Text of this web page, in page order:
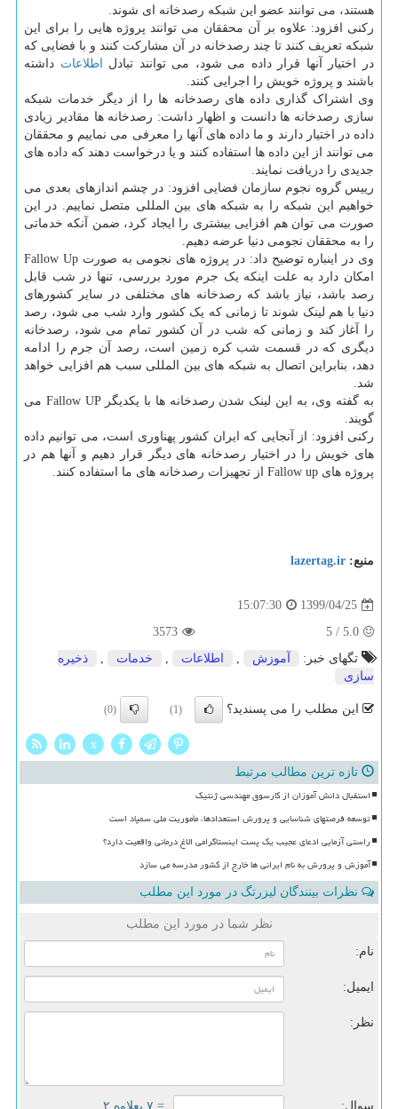
هستند، می توانند عضو این شبکه رصدخانه ای شوند.
رکنی افزود: علاوه بر آن محققان می توانند پروژه هایی را برای این
شبکه تعریف کنند تا چند رصدخانه در آن مشارکت کنند و با فضایی که
در اختیار آنها قرار داده می شود، می توانند تبادل اطلاعات داشته
باشند و پروژه خویش را اجرایی کنند.
وی اشتراک گذاری داده های رصدخانه ها را از دیگر خدمات شبکه
سازی رصدخانه ها دانست و اظهار داشت: رصدخانه ها مقادیر زیادی
داده در اختیار دارند و ما داده های آنها را معرفی می نماییم و محققان
می توانند از این داده ها استفاده کنند و یا درخواست دهند که داده های
جدیدی را دریافت نمایند.
رییس گروه نجوم سازمان فضایی افزود: در چشم اندازهای بعدی می
خواهیم این شبکه را به شبکه های بین المللی متصل نماییم. در این
صورت می توان هم افزایی بیشتری را ایجاد کرد، ضمن آنکه خدماتی
را به محققان نجومی دنیا عرضه دهیم.
وی در اینباره توضیح داد: در پروژه های نجومی به صورت Fallow Up
امکان دارد به علت اینکه یک جرم مورد بررسی، تنها در شب قابل
رصد باشد، نیاز باشد که رصدخانه های مختلفی در سایر کشورهای
دنیا با هم لینک شوند تا زمانی که یک کشور وارد شب می شود، رصد
را آغاز کند و زمانی که شب در آن کشور تمام می شود، رصدخانه
دیگری که در قسمت شب کره زمین است، رصد آن جرم را ادامه
دهد، بنابراین اتصال به شبکه های بین المللی سبب هم افزایی خواهد
شد.
به گفته وی، به این لینک شدن رصدخانه ها با یکدیگر Fallow UP می
گویند.
رکنی افزود: از آنجایی که ایران کشور پهناوری است، می توانیم داده
های خویش را در اختیار رصدخانه های دیگر قرار دهیم و آنها هم در
پروژه های Fallow up از تجهیزات رصدخانه های ما استفاده کنند.
منبع: lazertag.ir
1399/04/25
15:07:30
5.0
/
5
3573
تگهای خبر:
آموزش , اطلاعات , خدمات ,
ذخیره
سازی
این مطلب را می پسندید؟ (1)
(0)
x
تازه ترین مطالب مرتبط
استقبال دانش آموزان از کارسوق مهندسی ژنتیک
توسعه فرصتهای شناسایی و پرورش استعدادها، مأموریت ملی سمپاد است
راستی آزمایی ادعای عجیب یک پست اینستاگرامی الاغ درمانی واقعیت دارد؟
آموزش و پرورش به نام ایرانی ها خارج از کشور مدرسه می سازد
نظرات بینندگان لیزرتگ در مورد این مطلب
نظر شما در مورد این مطلب
نام:
ایمیل:
نظر:
سوال: = ۷ بعلاوه ۲